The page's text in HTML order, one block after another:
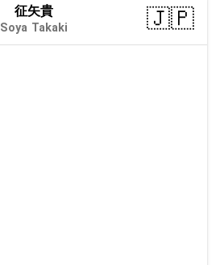
征矢貴
Soya Takaki 🇯🇵